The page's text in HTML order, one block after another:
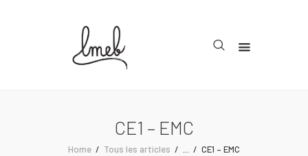
CE1 – EMC
Home Tous les articles ... CE1 – EMC